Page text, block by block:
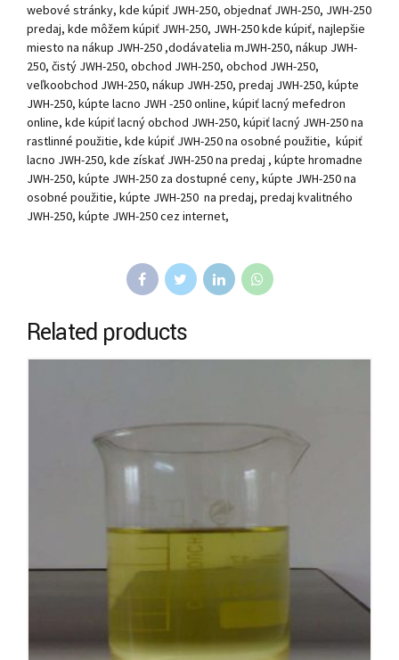
webové stránky, kde kúpiť JWH-250, objednať JWH-250, JWH-250
predaj, kde môžem kúpiť JWH-250, JWH-250 kde kúpiť, najlepšie
miesto na nákup JWH-250 ,dodávatelia mJWH-250, nákup JWH-
250, čistý JWH-250, obchod JWH-250, obchod JWH-250,
veľkoobchod JWH-250, nákup JWH-250, predaj JWH-250, kúpte
JWH-250, kúpte lacno JWH -250 online, kúpiť lacný mefedron
online, kde kúpiť lacný obchod JWH-250, kúpiť lacný JWH-250 na
rastlinné použitie, kde kúpiť JWH-250 na osobné použitie, kúpiť
lacno JWH-250, kde získať JWH-250 na predaj , kúpte hromadne
JWH-250, kúpte JWH-250 za dostupné ceny, kúpte JWH-250 na
osobné použitie, kúpte JWH-250 na predaj, predaj kvalitného
JWH-250, kúpte JWH-250 cez internet,
Related products